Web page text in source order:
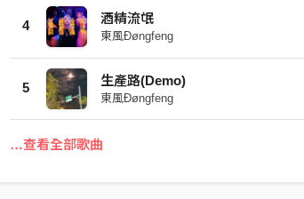
都有自己的餘韻。或許酒精終究會揮發，但那些刻
在心裡的人與故事，始終不會消失。
4 酒精流氓
東風Đøngfeng
5 生產路(Demo)
東風Đøngfeng
…查看全部歌曲